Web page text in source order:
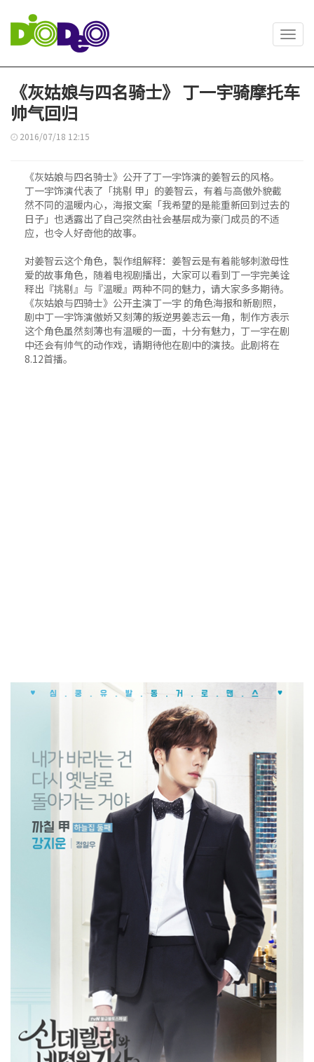
《灰姑娘与四名骑士》 丁一宇骑摩托车
帅气回归
2016/07/18 12:15
《灰姑娘与四名骑士》公开了丁一宇饰演的姜智云的风格。
丁一宇饰演代表了「挑剔 甲」的姜智云，有着与高傲外貌截
然不同的温暖内心，海报文案「我希望的是能重新回到过去的
日子」也透露出了自己突然由社会基层成为豪门成员的不适
应，也令人好奇他的故事。
对姜智云这个角色，製作组解释：姜智云是有着能够刺激母性
爱的故事角色，随着电视剧播出，大家可以看到丁一宇完美诠
释出『挑剔』与『温暖』两种不同的魅力，请大家多多期待。
《灰姑娘与四骑士》公开主演丁一宇 的角色海报和新剧照，
剧中丁一宇饰演傲娇又刻薄的叛逆男姜志云一角，制作方表示
这个角色虽然刻薄也有温暖的一面，十分有魅力，丁一宇在剧
中还会有帅气的动作戏，请期待他在剧中的演技。此剧将在
8.12首播。